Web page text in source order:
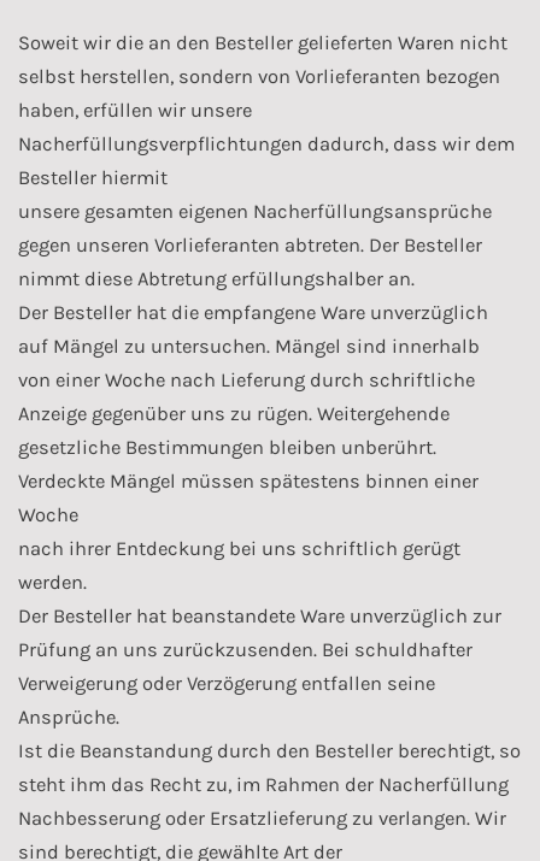
Soweit wir die an den Besteller gelieferten Waren nicht
selbst herstellen, sondern von Vorlieferanten bezogen
haben, erfüllen wir unsere
Nacherfüllungsverpflichtungen dadurch, dass wir dem
Besteller hiermit
unsere gesamten eigenen Nacherfüllungsansprüche
gegen unseren Vorlieferanten abtreten. Der Besteller
nimmt diese Abtretung erfüllungshalber an.
Der Besteller hat die empfangene Ware unverzüglich
auf Mängel zu untersuchen. Mängel sind innerhalb
von einer Woche nach Lieferung durch schriftliche
Anzeige gegenüber uns zu rügen. Weitergehende
gesetzliche Bestimmungen bleiben unberührt.
Verdeckte Mängel müssen spätestens binnen einer
Woche
nach ihrer Entdeckung bei uns schriftlich gerügt
werden.
Der Besteller hat beanstandete Ware unverzüglich zur
Prüfung an uns zurückzusenden. Bei schuldhafter
Verweigerung oder Verzögerung entfallen seine
Ansprüche.
Ist die Beanstandung durch den Besteller berechtigt, so
steht ihm das Recht zu, im Rahmen der Nacherfüllung
Nachbesserung oder Ersatzlieferung zu verlangen. Wir
sind berechtigt, die gewählte Art der